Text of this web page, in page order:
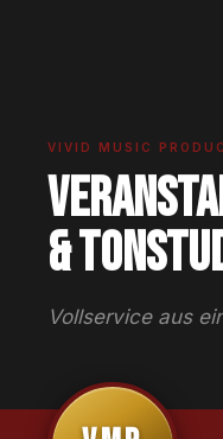
VIVID MUSIC
&
Vollservice aus